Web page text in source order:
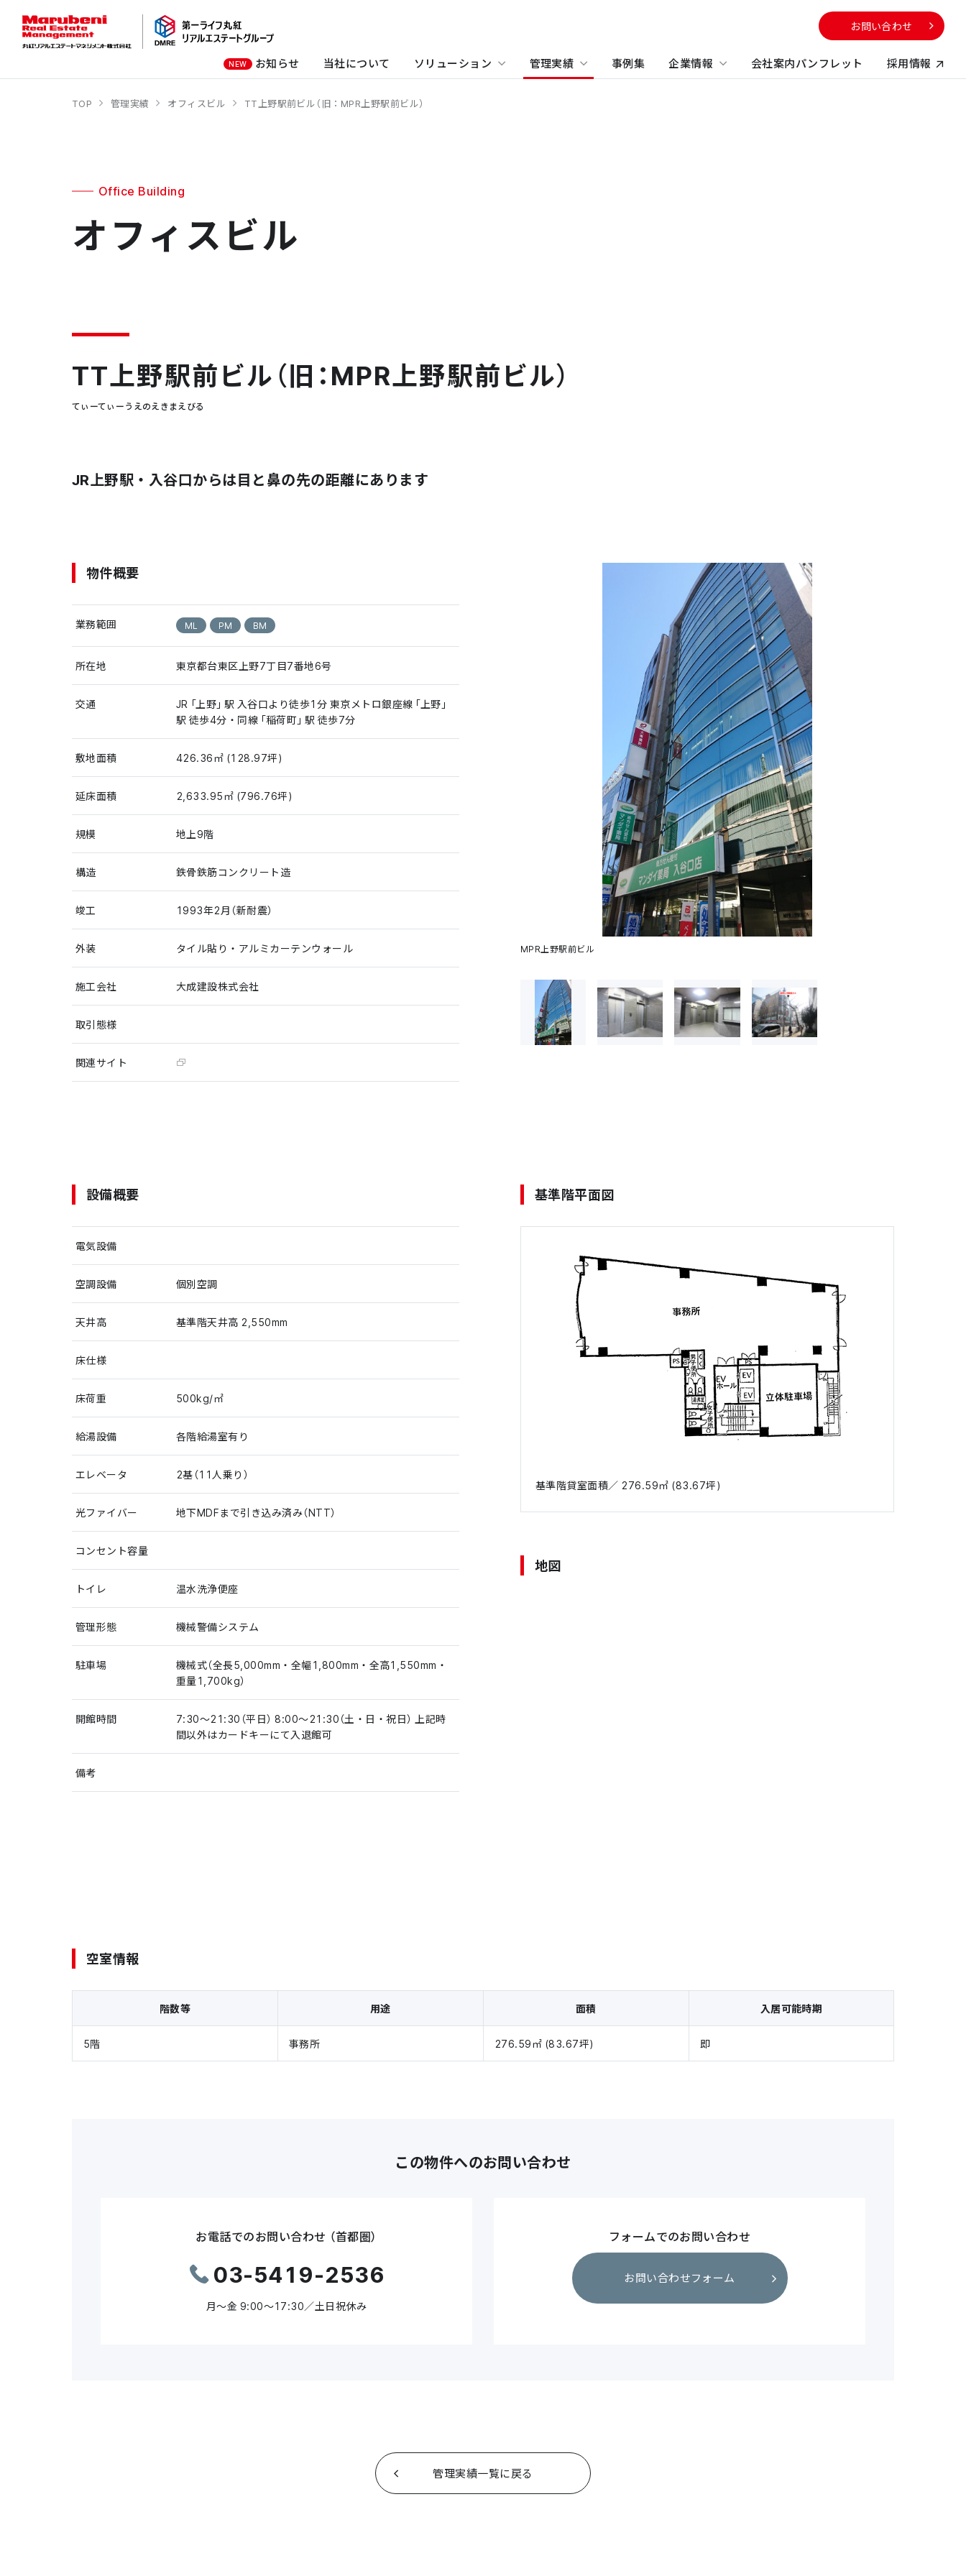
お問い合わせ
NEW お知らせ 当社について ソリューション
ホテル 学校・教育施設
管理実績 事例集 企業情報 会社案内パンフレット 採用情報
TOP 管理実績 オフィスビル TT上野駅前ビル（旧：MPR上野駅前ビル）
Office Building
オフィスビル
TT上野駅前ビル（旧：MPR上野駅前ビル）
てぃーてぃーうえのえきまえびる
JR上野駅・入谷口からは目と鼻の先の距離にあります
物件概要
業務範囲 ML PM BM
所在地 東京都台東区上野7丁目7番地6号
交通
JR「上野」駅 入谷口より徒歩1分 東京メトロ銀座線「上野」
駅 徒歩4分・同線「稲荷町」駅 徒歩7分
敷地面積 426.36㎡ (128.97坪)
延床面積 2,633.95㎡ (796.76坪)
規模 地上9階
構造 鉄骨鉄筋コンクリート造
竣工 1993年2月（新耐震）
外装 タイル貼り・アルミカーテンウォール
施工会社 大成建設株式会社
取引態様
関連サイト
MPR上野駅前ビル
設備概要
電気設備
空調設備 個別空調
天井高 基準階天井高 2,550mm
床仕様
床荷重 500kg/㎡
給湯設備 各階給湯室有り
エレベータ 2基（11人乗り）
光ファイバー 地下MDFまで引き込み済み（NTT）
コンセント容量
トイレ 温水洗浄便座
管理形態 機械警備システム
駐車場
機械式（全長5,000mm・全幅1,800mm・全高1,550mm・
重量1,700kg）
開館時間
7:30～21:30（平日） 8:00〜21:30（土・日・祝日） 上記時
間以外はカードキーにて入退館可
備考
基準階平面図
基準階貸室面積／ 276.59㎡ (83.67坪)
地図
空室情報
階数等 用途 面積 入居可能時期
5階 事務所 276.59㎡ (83.67坪) 即
この物件へのお問い合わせ
お電話でのお問い合わせ （首都圏）
03-5419-2536
月～金 9:00～17:30／土日祝休み
フォームでのお問い合わせ
お問い合わせフォーム
管理実績一覧に戻る